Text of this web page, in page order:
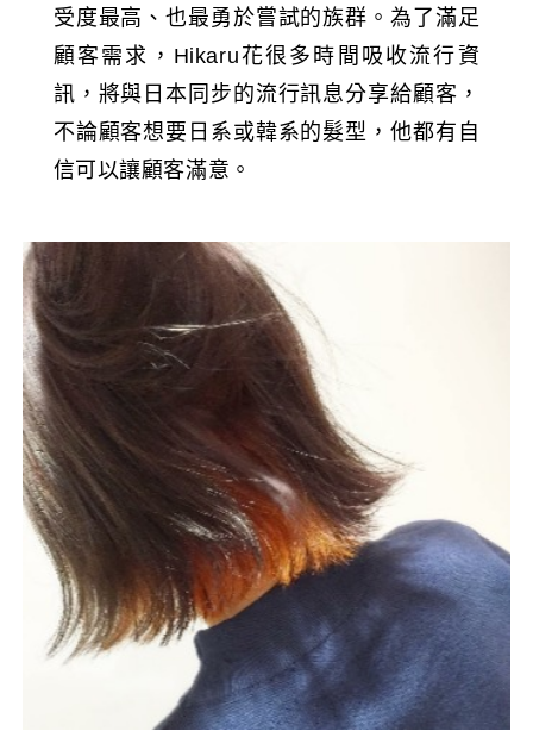
受度最高、也最勇於嘗試的族群。為了滿足
顧客需求，Hikaru花很多時間吸收流行資
訊，將與日本同步的流行訊息分享給顧客，
不論顧客想要日系或韓系的髮型，他都有自
信可以讓顧客滿意。